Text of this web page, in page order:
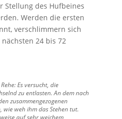
Stellung des Hufbeines
Werden die ersten
verschlimmern sich
24 bis 72
Es versucht, die
zu entlasten. An dem nach
zusammengezogenen
wie weh ihm das Stehen tut.
auf sehr weichem